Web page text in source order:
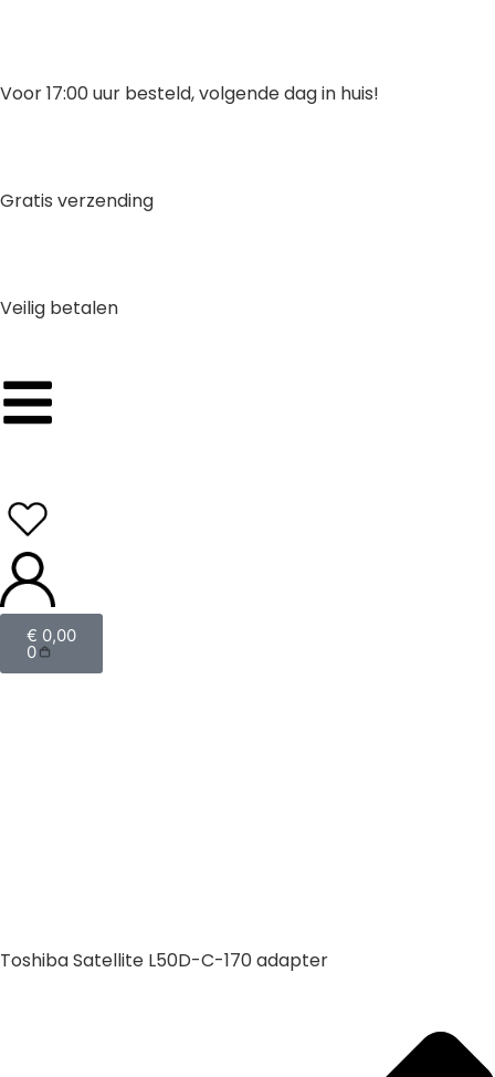
Voor 17:00 uur besteld, volgende dag in huis!
Gratis verzending
Veilig betalen
€ 0,00
0
Toshiba Satellite L50D-C-170 adapter